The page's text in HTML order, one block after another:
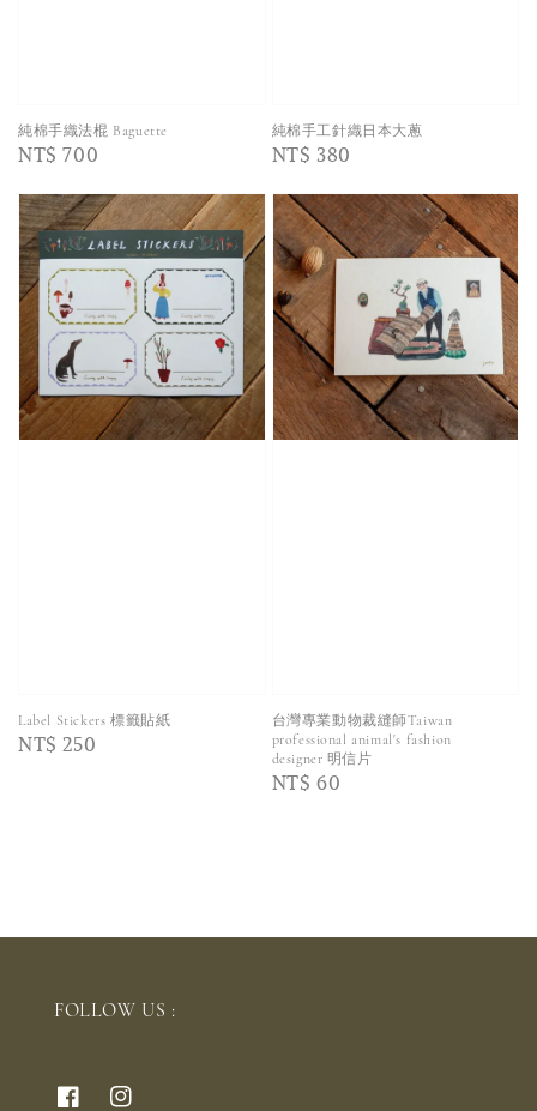
純棉手織法棍 Baguette
Regular
NT$ 700
純棉手工針織日本大蔥
Regular
NT$ 380
Label Stickers 標籤貼紙
Regular
NT$ 250
台灣專業動物裁縫師Taiwan
professional animal's fashion
designer 明信片
Regular
NT$ 60
FOLLOW US :